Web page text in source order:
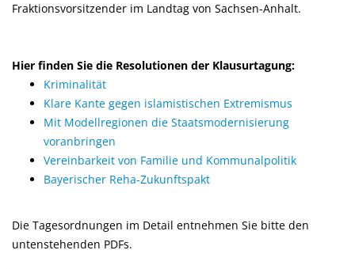
Fraktionsvorsitzender im Landtag von Sachsen-Anhalt.
Hier finden Sie die Resolutionen der Klausurtagung:
Kriminalität
Klare Kante gegen islamistischen Extremismus
Mit Modellregionen die Staatsmodernisierung
voranbringen
Vereinbarkeit von Familie und Kommunalpolitik
Bayerischer Reha-Zukunftspakt
Die Tagesordnungen im Detail entnehmen Sie bitte den
untenstehenden PDFs.